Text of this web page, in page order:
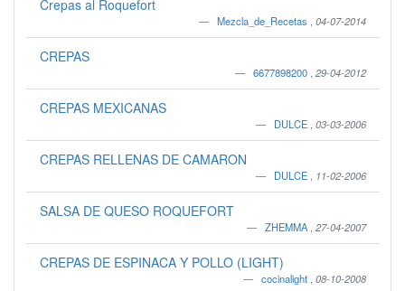
Crepas al Roquefort
Mezcla_de_Recetas 04-07-2014
CREPAS
6677898200 29-04-2012
CREPAS MEXICANAS
DULCE 03-03-2006
CREPAS RELLENAS DE CAMARON
DULCE 11-02-2006
SALSA DE QUESO ROQUEFORT
ZHEMMA 27-04-2007
CREPAS DE ESPINACA Y POLLO (LIGHT)
cocinalight 08-10-2008